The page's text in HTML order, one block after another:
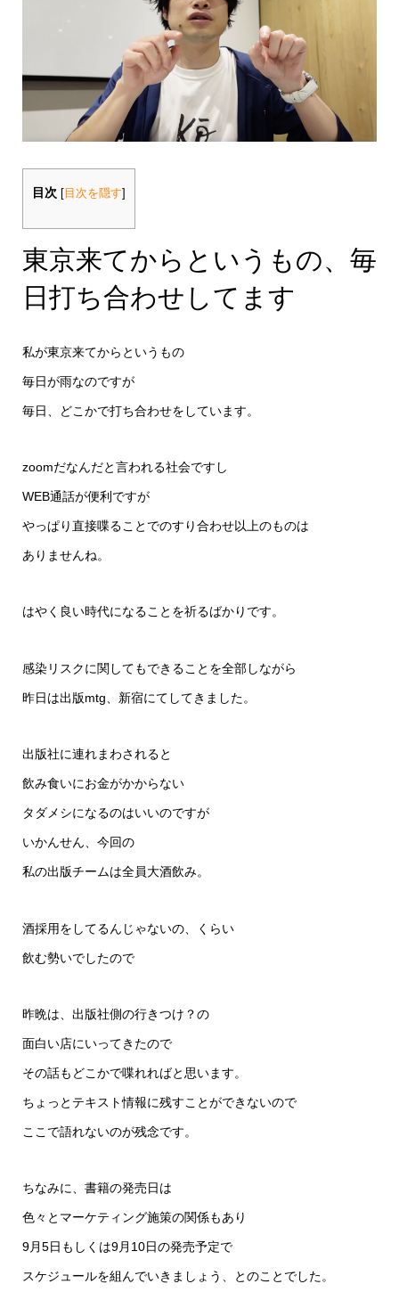
目次 目次を隠す
東京来てからというもの、毎
日打ち合わせしてます
私が東京来てからというもの
毎日が雨なのですが
毎日、どこかで打ち合わせをしています。
zoomだなんだと言われる社会ですし
WEB通話が便利ですが
やっぱり直接喋ることでのすり合わせ以上のものは
ありませんね。
はやく良い時代になることを祈るばかりです。
感染リスクに関してもできることを全部しながら
昨日は出版mtg、新宿にてしてきました。
出版社に連れまわされると
飲み食いにお金がかからない
タダメシになるのはいいのですが
いかんせん、今回の
私の出版チームは全員大酒飲み。
酒採用をしてるんじゃないの、くらい
飲む勢いでしたので
昨晩は、出版社側の行きつけ？の
面白い店にいってきたので
その話もどこかで喋れればと思います。
ちょっとテキスト情報に残すことができないので
ここで語れないのが残念です。
ちなみに、書籍の発売日は
色々とマーケティング施策の関係もあり
9月5日もしくは9月10日の発売予定で
スケジュールを組んでいきましょう、とのことでした。